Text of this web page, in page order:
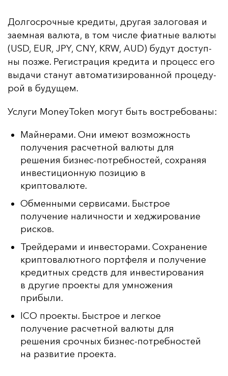
Дол­гос­роч­ные кре­ди­ты, дру­гая за­ло­го­вая и
за­ем­ная ва­лю­та, в том чис­ле фи­ат­ные ва­лю­ты
(USD, EUR, JPY, CNY, KRW, AUD) бу­дут дос­туп­
ны поз­же. Ре­гис­тра­ция кре­ди­та и про­цесс его
вы­да­чи ста­нут ав­то­ма­ти­зи­ро­ван­ной про­це­ду­
рой в бу­ду­щем.
Ус­лу­ги MoneyToken мо­гут быть вос­тре­бо­ва­ны:
Майнерами. Они имеют возможность
получения расчетной валюты для
решения бизнес-потребностей, сохраняя
инвестиционную позицию в
криптовалюте.
Обменными сервисами. Быстрое
получение наличности и хеджирование
рисков.
Трейдерами и инвесторами. Сохранение
криптовалютного портфеля и получение
кредитных средств для инвестирования
в другие проекты для умножения
прибыли.
ICO проекты. Быстрое и легкое
получение расчетной валюты для
решения срочных бизнес-потребностей
на развитие проекта.